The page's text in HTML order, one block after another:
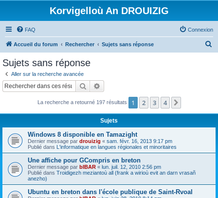
Korvigelloù An DROUIZIG
FAQ Connexion
Accueil du forum Rechercher Sujets sans réponse
c
Sujets sans réponse
Aller sur la recherche avancée
Rechercher
La recherche a retourné 197 résultats 1 2 3 4
Sujets
Windows 8 disponible en Tamazight
Dernier message par drouizig « sam. févr. 16, 2013 9:17 pm
Publié dans L'informatique en langues régionales et minoritaires
Une affiche pour GCompris en breton
Dernier message par bIBAR « lun. juil. 12, 2010 2:56 pm
Publié dans Troidigezh meziantoù all (frank a wirioù evit an darn vrasañ
anezho)
Ubuntu en breton dans l'école publique de Saint-Rvoal